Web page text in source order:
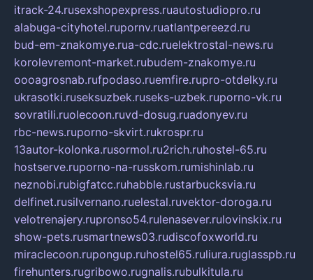
itrack-24.rusexshopexpress.ruautostudiopro.ru
alabuga-cityhotel.rupornv.ruatlantpereezd.ru
bud-em-znakomye.rua-cdc.ruelektrostal-news.ru
korolevremont-market.rubudem-znakomye.ru
oooagrosnab.rufpodaso.ruemfire.rupro-otdelky.ru
ukrasotki.ruseksuzbek.ruseks-uzbek.ruporno-vk.ru
sovratili.ruolecoon.ruvd-dosug.ruadonyev.ru
rbc-news.ruporno-skvirt.rukrospr.ru
13autor-kolonka.rusormol.ru2rich.ruhostel-65.ru
hostserve.ruporno-na-russkom.rumishinlab.ru
neznobi.rubigfatcc.ruhabble.rustarbucksvia.ru
delfinet.rusilvernano.ruelestal.ruvektor-doroga.ru
velotrenajery.rupronso54.rulenasever.rulovinskix.ru
show-pets.rusmartnews03.rudiscofoxworld.ru
miraclecoon.rupongup.ruhostel65.ruliura.ruglasspb.ru
firehunters.rugribowo.rugnalis.rubulkitula.ru